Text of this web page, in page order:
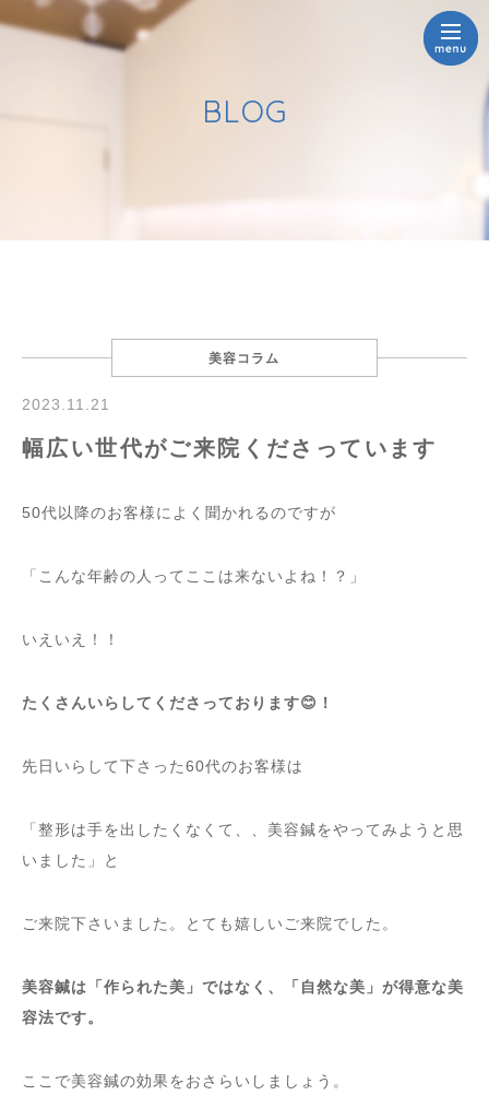
BLOG
美容コラム
2023.11.21
幅広い世代がご来院くださっています
50代以降のお客様によく聞かれるのですが
「こんな年齢の人ってここは来ないよね！？」
いえいえ！！
たくさんいらしてくださっております😊！
先日いらして下さった60代のお客様は
「整形は手を出したくなくて、、美容鍼をやってみようと思
いました」と
ご来院下さいました。とても嬉しいご来院でした。
美容鍼は「作られた美」ではなく、「自然な美」が得意な美
容法です。
ここで美容鍼の効果をおさらいしましょう。